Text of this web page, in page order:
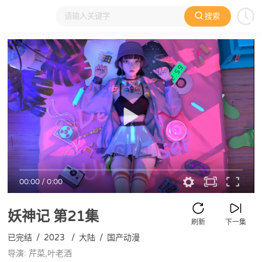
搜索
大家在看 日本动漫 国产动漫 欧美动漫 动漫电影
00:00/0:00
妖神记 第21集 下一集
刷新
已完结 / 2023 / 大陆 / 国产动漫
导演: 芹菜,叶老酒